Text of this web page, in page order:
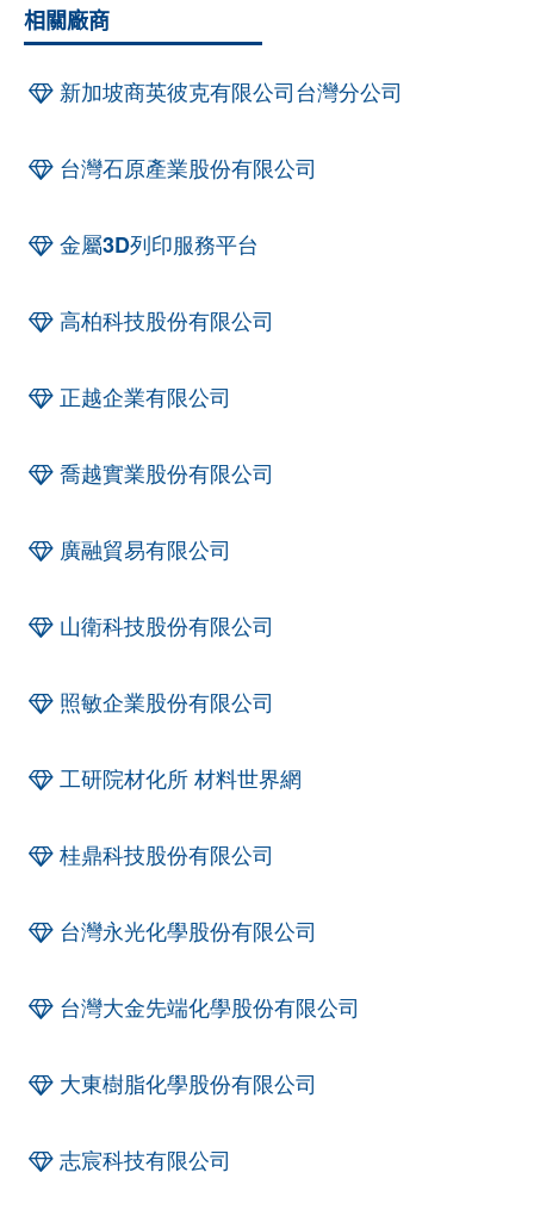
相關廠商
新加坡商英彼克有限公司台灣分公司
台灣石原產業股份有限公司
金屬3D列印服務平台
高柏科技股份有限公司
正越企業有限公司
喬越實業股份有限公司
廣融貿易有限公司
山衛科技股份有限公司
照敏企業股份有限公司
工研院材化所 材料世界網
桂鼎科技股份有限公司
台灣永光化學股份有限公司
台灣大金先端化學股份有限公司
大東樹脂化學股份有限公司
志宸科技有限公司